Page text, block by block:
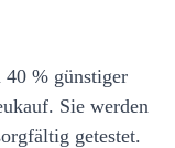
40 % günstiger
Sie werden
getestet.